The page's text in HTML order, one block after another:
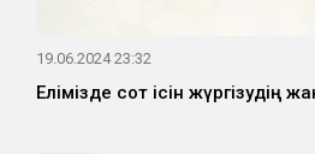
19.06.2024 23:32
Елімізде сот ісін жүргізудің